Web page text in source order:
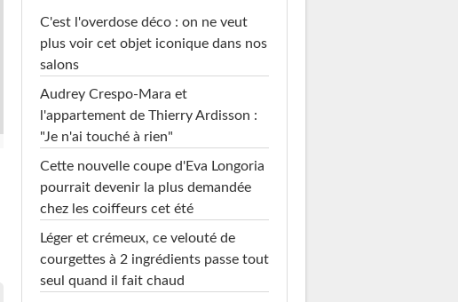
C'est l'overdose déco : on ne veut
plus voir cet objet iconique dans nos
salons
Audrey Crespo-Mara et
l'appartement de Thierry Ardisson :
"Je n'ai touché à rien"
Cette nouvelle coupe d'Eva Longoria
pourrait devenir la plus demandée
chez les coiffeurs cet été
Léger et crémeux, ce velouté de
courgettes à 2 ingrédients passe tout
seul quand il fait chaud